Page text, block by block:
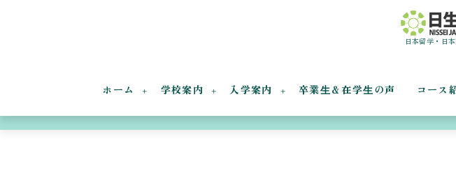
日本留学・日
ホーム 学校案内 入学案内 卒業⽣＆在学⽣の声 コース